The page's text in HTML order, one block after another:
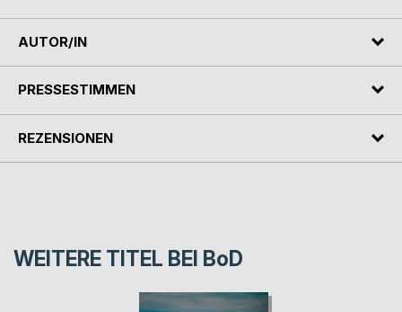
AUTOR/IN
PRESSESTIMMEN
REZENSIONEN
WEITERE TITEL BEI BoD